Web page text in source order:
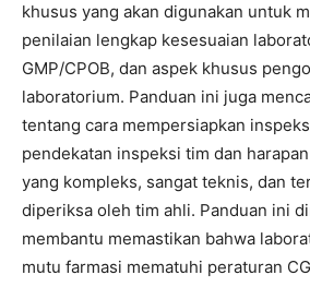
khusus yang akan digunakan untuk
penilaian lengkap kesesuaian
GMP/CPOB, dan aspek khusus
laboratorium. Panduan ini juga
tentang cara mempersiapkan
pendekatan inspeksi tim dan
yang kompleks, sangat teknis, dan
diperiksa oleh tim ahli. Panduan ini
membantu memastikan bahwa
mutu farmasi mematuhi peraturan